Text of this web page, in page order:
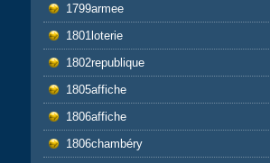
1799armee
1801loterie
1802republique
1805affiche
1806affiche
1806chambéry